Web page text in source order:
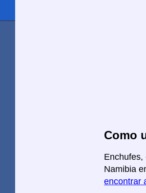
Como
Enchufes,
Namibia
encontrar